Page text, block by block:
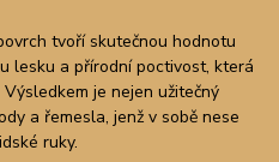
tvoří skutečnou hodnotu
lesku a přírodní poctivost, která
je nejen užitečný
a řemesla, jenž v sobě nese
ruky.